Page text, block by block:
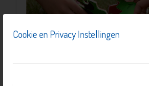
Cookie en Privacy Instellingen